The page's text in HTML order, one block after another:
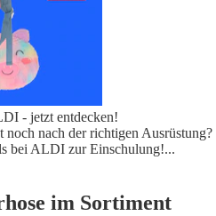
- jetzt entdecken!
nach der richtigen Ausrüstung?
bei ALDI zur Einschulung!...
im Sortiment